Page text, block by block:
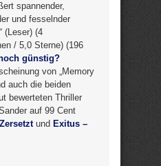
spannender,
und fesselnder
(Leser) (4
/ 5,0 Sterne) (196
günstig?
von „Memory
auch die beiden
bewerteten Thriller
auf 99 Cent
Zersetztund Exitus –